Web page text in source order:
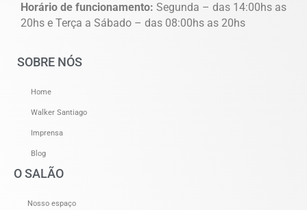
Horário de funcionamento: Segunda – das 14:00hs as
20hs e Terça a Sábado – das 08:00hs as 20hs
SOBRE NÓS
Home
Walker Santiago
Imprensa
Blog
O SALÃO
Nosso espaço